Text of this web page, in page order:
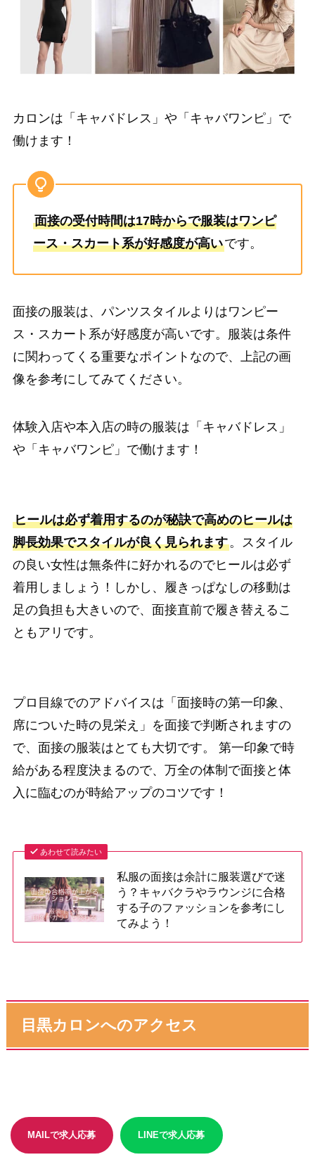
カロンは「キャバドレス」や「キャバワンピ」で
働けます！
面接の受付時間は17時からで服装はワンピ
ース・スカート系が好感度が高いです。
面接の服装は、パンツスタイルよりはワンピー
ス・スカート系が好感度が高いです。服装は条件
に関わってくる重要なポイントなので、上記の画
像を参考にしてみてください。
体験入店や本入店の時の服装は「キャバドレス」
や「キャバワンピ」で働けます！
ヒールは必ず着用するのが秘訣で高めのヒールは
脚長効果でスタイルが良く見られます。スタイル
の良い女性は無条件に好かれるのでヒールは必ず
着用しましょう！しかし、履きっぱなしの移動は
足の負担も大きいので、面接直前で履き替えるこ
ともアリです。
プロ目線でのアドバイスは「面接時の第一印象、
席についた時の見栄え」を面接で判断されますの
で、面接の服装はとても大切です。 第一印象で時
給がある程度決まるので、万全の体制で面接と体
入に臨むのが時給アップのコツです！
あわせて読みたい
私服の面接は余計に服装選びで迷
う？キャバクラやラウンジに合格
する子のファッションを参考にし
てみよう！
目黒カロンへのアクセス
MAILで求人応募 LINEで求人応募